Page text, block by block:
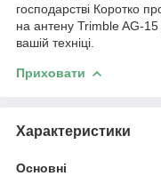
господарстві Коротко
на антену Trimble AG-
вашій техніці.
Приховати
Характеристики
Основні